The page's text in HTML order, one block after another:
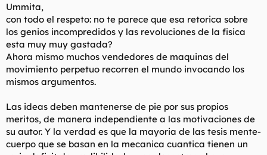
Ummita,
con todo el respeto: no te parece que esa retorica sobre
los genios incompredidos y las revoluciones de la fisica
esta muy muy gastada?
Ahora mismo muchos vendedores de maquinas del
movimiento perpetuo recorren el mundo invocando los
mismos argumentos.
Las ideas deben mantenerse de pie por sus propios
meritos, de manera independiente a las motivaciones de
su autor. Y la verdad es que la mayoria de las tesis mente-
cuerpo que se basan en la mecanica cuantica tienen un